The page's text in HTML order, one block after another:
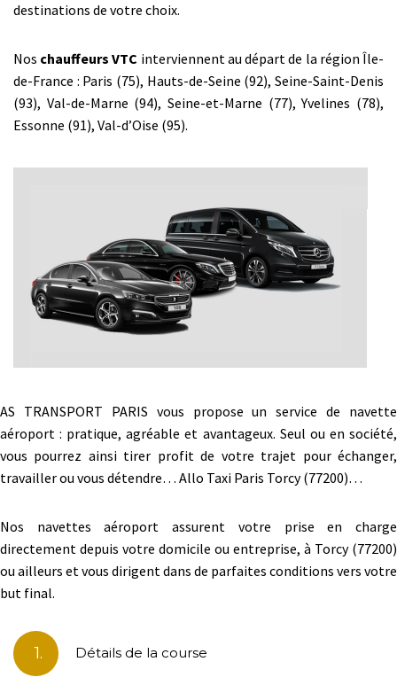
destinations de votre choix.
Nos chauffeurs VTC interviennent au départ de la région Île-
de-France : Paris (75), Hauts-de-Seine (92), Seine-Saint-Denis
(93), Val-de-Marne (94), Seine-et-Marne (77), Yvelines (78),
Essonne (91), Val-d’Oise (95).
AS TRANSPORT PARIS vous propose un service de navette
aéroport : pratique, agréable et avantageux. Seul ou en société,
vous pourrez ainsi tirer profit de votre trajet pour échanger,
travailler ou vous détendre… Allo Taxi Paris Torcy (77200)…
Nos navettes aéroport assurent votre prise en charge
directement depuis votre domicile ou entreprise, à Torcy (77200)
ou ailleurs et vous dirigent dans de parfaites conditions vers votre
but final.
1. Détails de la course